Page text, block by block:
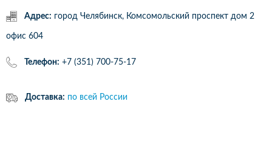
Адрес: город Челябинск, Комсомольский проспект дом 2
офис 604
Телефон: +7 (351) 700-75-17
Доставка: по всей России